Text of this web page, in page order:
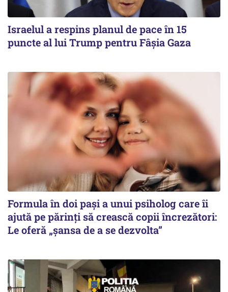
Israelul a respins planul de pace în 15
puncte al lui Trump pentru Fâșia Gaza
Formula în doi pași a unui psiholog care îi
ajută pe părinți să crească copii încrezători:
Le oferă „șansa de a se dezvolta”